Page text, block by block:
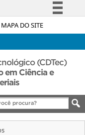
MAPA DO SITE
Simplifique!
à informação
Legislação
Canais
(CDTec)
em Ciência e